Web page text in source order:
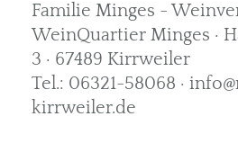
Familie Minges -
WeinQuartier Minges ·
3 · 67489 Kirrweiler
Tel.: 06321-58068 ·
kirrweiler.de